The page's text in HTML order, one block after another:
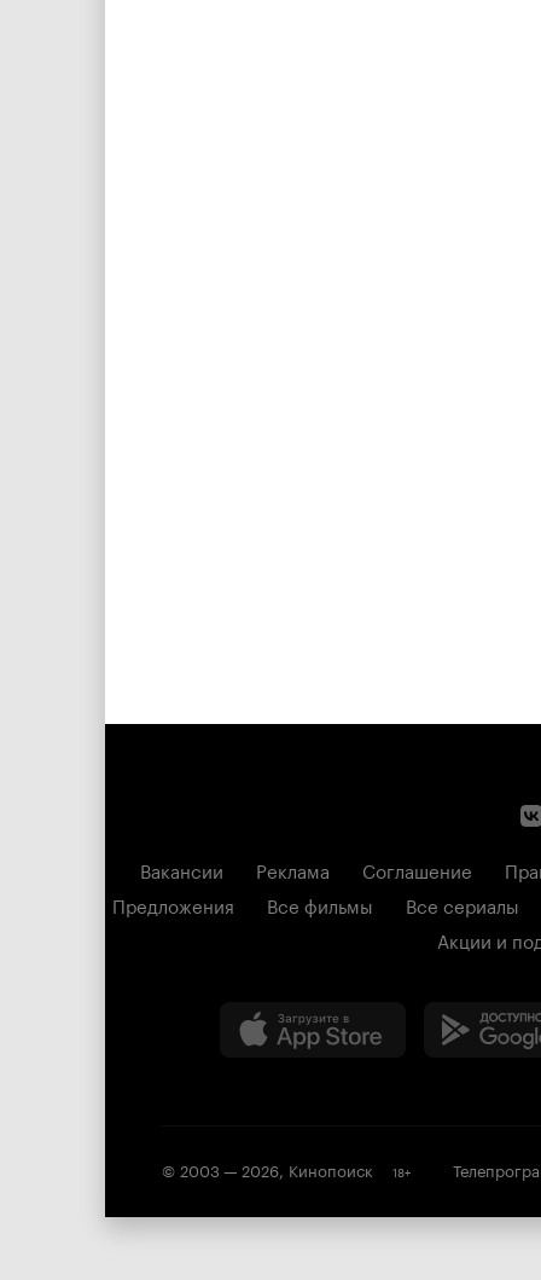
Вакансии Реклама Соглашение
Предложения
Все фильмы
Все сериалы
Акции и
© 2003 — 2026, Кинопоиск 18+